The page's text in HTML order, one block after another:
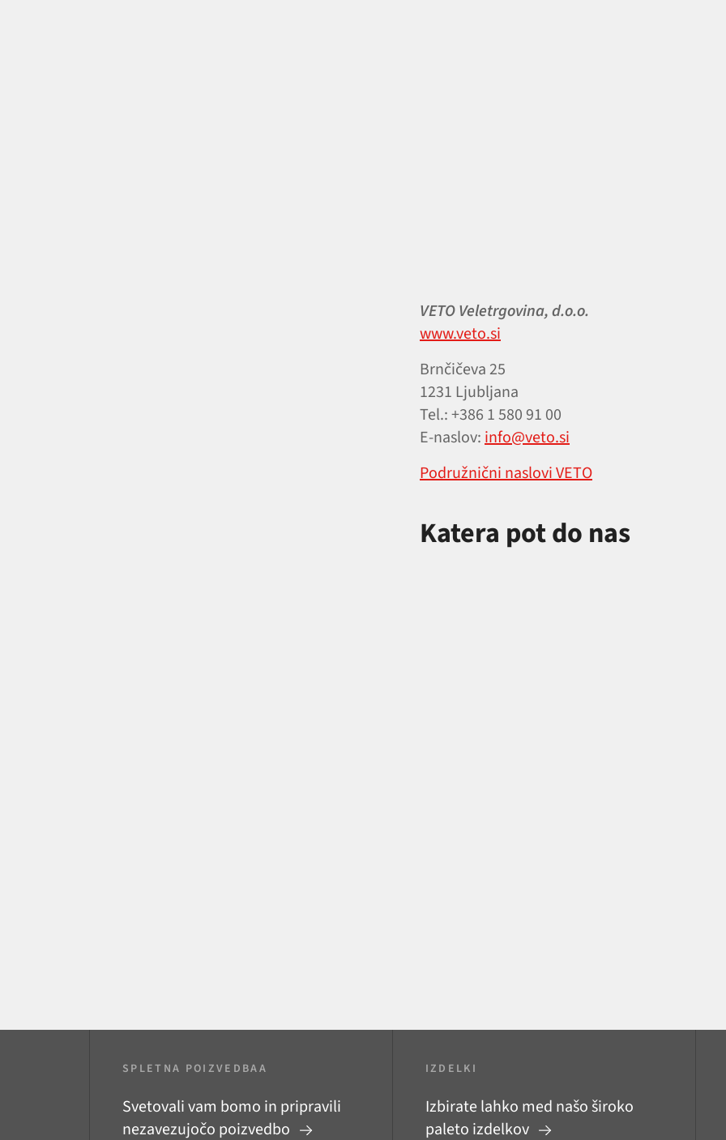
VETO Veletrgovina, d.o.o.
www.veto.si
Brnčičeva 25
1231 Ljubljana
Tel.: +386 1 580 91 00
E‑naslov:info@veto.si
Podružnični naslovi VETO
Katera pot do nas
SPLETNA POIZVEDBAA
Svetovali vam bomo in pripravili
nezavezujočo poizvedbo
IZDELKI
Izbirate lahko med našo široko
paleto izdelkov